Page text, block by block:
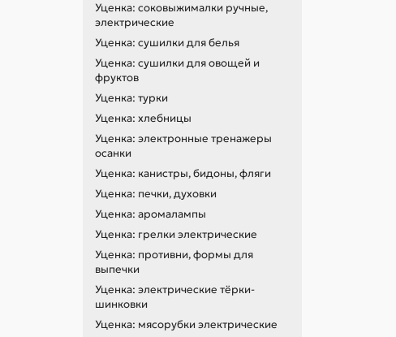
Уценка: соковыжималки ручные,
электрические
Уценка: сушилки для белья
Уценка: сушилки для овощей и
фруктов
Уценка: турки
Уценка: хлебницы
Уценка: электронные тренажеры
осанки
Уценка: канистры, бидоны, фляги
Уценка: печки, духовки
Уценка: аромалампы
Уценка: грелки электрические
Уценка: противни, формы для
выпечки
Уценка: электрические тёрки-
шинковки
Уценка: мясорубки электрические